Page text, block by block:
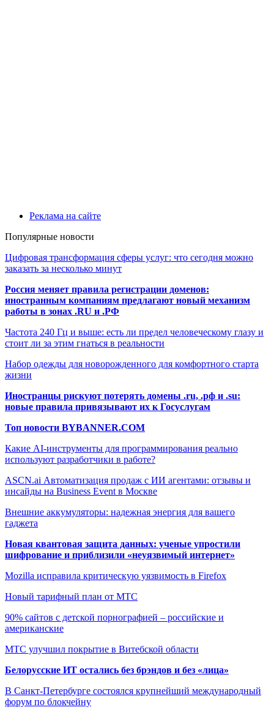
Реклама на сайте
Популярные новости
Цифровая трансформация сферы услуг: что сегодня можно
заказать за несколько минут
Россия меняет правила регистрации доменов:
иностранным компаниям предлагают новый механизм
работы в зонах .RU и .РФ
Частота 240 Гц и выше: есть ли предел человеческому глазу и
стоит ли за этим гнаться в реальности
Набор одежды для новорожденного для комфортного старта
жизни
Иностранцы рискуют потерять домены .ru, .рф и .su:
новые правила привязывают их к Госуслугам
Топ новости BYBANNER.COM
Какие AI-инструменты для программирования реально
используют разработчики в работе?
ASCN.ai Автоматизация продаж с ИИ агентами: отзывы и
инсайды на Business Event в Москве
Внешние аккумуляторы: надежная энергия для вашего
гаджета
Новая квантовая защита данных: ученые упростили
шифрование и приблизили «неуязвимый интернет»
Mozilla исправила критическую уязвимость в Firefox
Новый тарифный план от МТС
90% сайтов с детской порнографией – российские и
американские
МТС улучшил покрытие в Витебской области
Белорусские ИТ остались без брэндов и без «лица»
В Санкт-Петербурге состоялся крупнейший международный
форум по блокчейну